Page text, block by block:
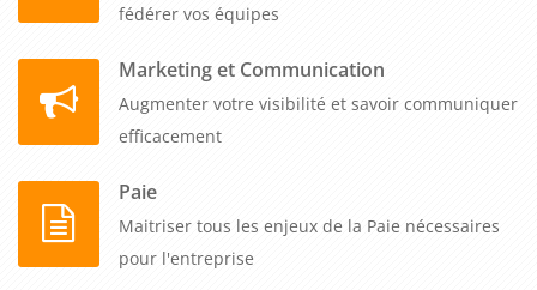
fédérer vos équipes
Marketing et Communication
Augmenter votre visibilité et savoir communiquer
efficacement
Paie
Maitriser tous les enjeux de la Paie nécessaires
pour l'entreprise